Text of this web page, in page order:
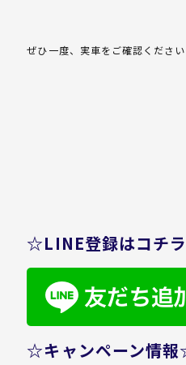
ぜひ一度、実車をご確認ください
☆LINE登録はコチ
☆キャンペーン情